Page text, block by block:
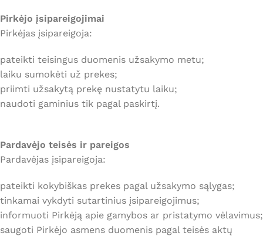
Pirkėjo įsipareigojimai
Pirkėjas įsipareigoja:
pateikti teisingus duomenis užsakymo metu;
laiku sumokėti už prekes;
priimti užsakytą prekę nustatytu laiku;
naudoti gaminius tik pagal paskirtį.
Pardavėjo teisės ir pareigos
Pardavėjas įsipareigoja:
pateikti kokybiškas prekes pagal užsakymo sąlygas;
tinkamai vykdyti sutartinius įsipareigojimus;
informuoti Pirkėją apie gamybos ar pristatymo vėlavimus;
saugoti Pirkėjo asmens duomenis pagal teisės aktų